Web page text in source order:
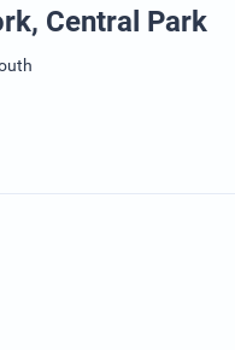
Central Park